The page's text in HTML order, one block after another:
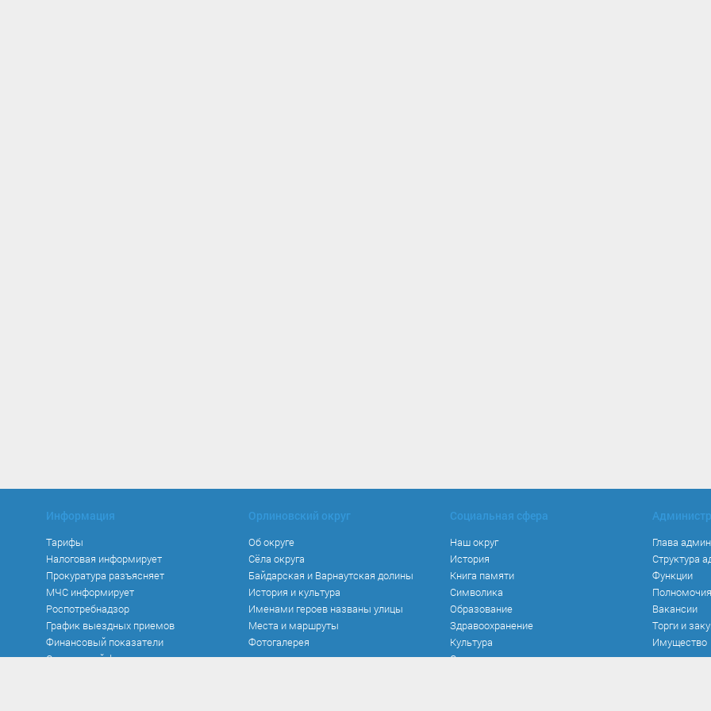
Информация
Тарифы
Налоговая информирует
Прокуратура разъясняет
МЧС информирует
Роспотребнадзор
График выездных приемов
Финансовый показатели
Социальный фонд
Орлиновский округ
Об округе
Сёла округа
Байдарская и Варнаутская долины
История и культура
Именами героев названы улицы
Места и маршруты
Фотогалерея
Социальная сфера
Наш округ
История
Книга памяти
Символика
Образование
Здравоохранение
Культура
Спорт
Глава
Структура
Функции
Полномочия
Вакансии
Торги и
Имущество